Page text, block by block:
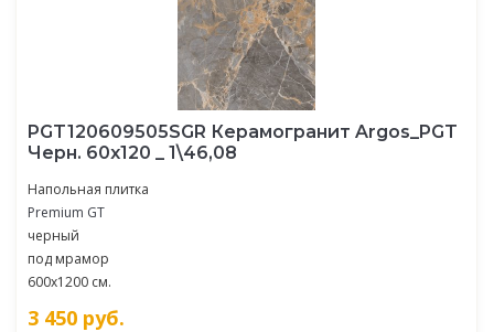
PGT120609505SGR Керамогранит Argos_PGT
Черн. 60x120 _ 1\46,08
Напольная плитка
Premium GT
черный
под мрамор
600x1200 см.
3 450 руб.